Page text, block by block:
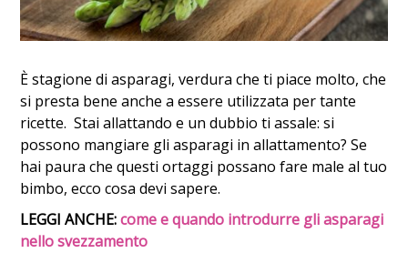
È stagione di asparagi, verdura che ti piace molto, che
si presta bene anche a essere utilizzata per tante
ricette. Stai allattando e un dubbio ti assale: si
possono mangiare gli asparagi in allattamento? Se
hai paura che questi ortaggi possano fare male al tuo
bimbo, ecco cosa devi sapere.
LEGGI ANCHE:come e quando introdurre gli asparagi
nello svezzamento